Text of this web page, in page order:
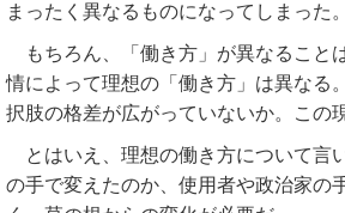
まったく異なるものになってしまった。
もちろん、「働き方」が異なるこ
情によって理想の「働き方」は異なる
択肢の格差が広がっていないか。この
とはいえ、理想の働き方について言
の手で変えたのか、使用者や政治家の